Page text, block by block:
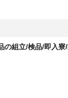
の組立/検品/即入